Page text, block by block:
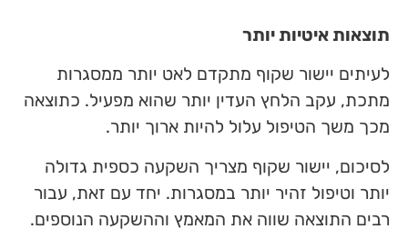
תוצאות איטיות יותר
לעיתים יישור שקוף מתקדם לאט יותר ממסגרות
מתכת, עקב הלחץ העדין יותר שהוא מפעיל. כתוצאה
מכך משך הטיפול עלול להיות ארוך יותר.
לסיכום, יישור שקוף מצריך השקעה כספית גדולה
יותר וטיפול זהיר יותר במסגרות. יחד עם זאת, עבור
רבים התוצאה שווה את המאמץ וההשקעה הנוספים.